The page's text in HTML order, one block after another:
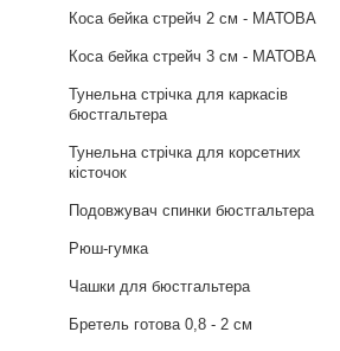
Коса бейка стрейч 2 см - МАТОВА
Коса бейка стрейч 3 см - МАТОВА
Тунельна стрічка для каркасів
бюстгальтера
Тунельна стрічка для корсетних
кісточок
Подовжувач спинки бюстгальтера
Рюш-гумка
Чашки для бюстгальтера
Бретель готова 0,8 - 2 см